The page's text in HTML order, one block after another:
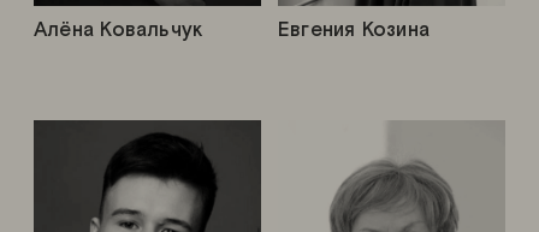
Евгения Козина
Алёна Ковальчук